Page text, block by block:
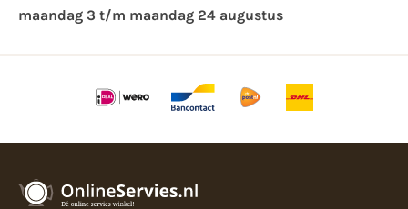
maandag 3 t/m maandag 24 augustus